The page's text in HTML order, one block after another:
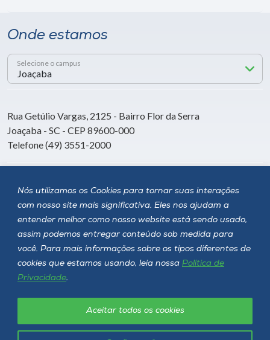
Nós utilizamos os Cookies para tornar suas interações
com nosso site mais significativa. Eles nos ajudam a
entender melhor como nosso website está sendo usado,
assim podemos entregar conteúdo sob medida para
você. Para mais informações sobre os tipos diferentes de
cookies que estamos usando, leia nossa Política de
Privacidade.
Aceitar todos os cookies
Onde estamos
Selecione o campus
Rua Getúlio Vargas, 2125 - Bairro Flor da Serra
Joaçaba - SC - CEP 89600-000
Telefone (49) 3551-2000
Siga a Unoesc
Política de privacidade LGPD